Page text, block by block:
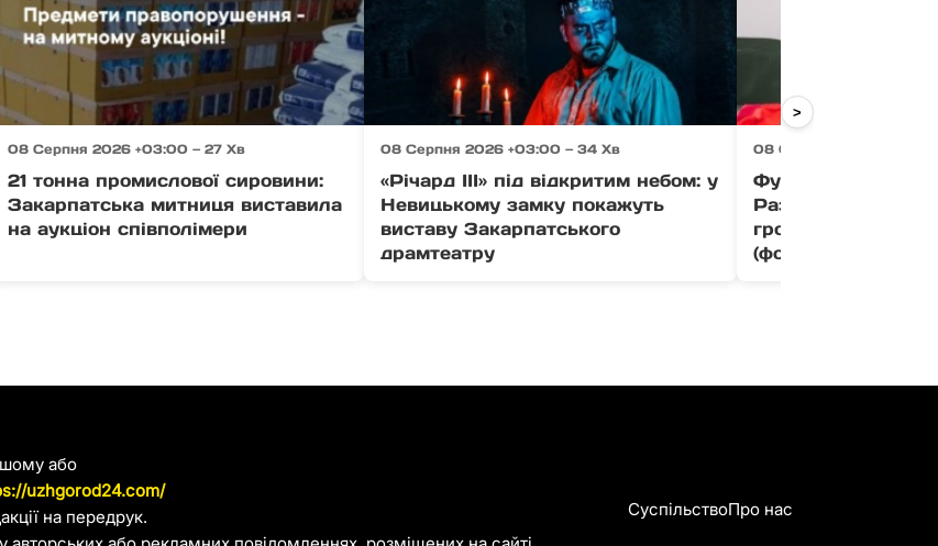
08 Серпня 2026 +03:00 — 27 Хв
21 тонна промислової сировини:
Закарпатська митниця виставила
на аукціон співполімери
08 Серпня 2026 +03:00 — 34 Хв
«Річард ІІІ» під відкритим небом: у
Невицькому замку покажуть
виставу Закарпатського
драмтеатру
08 Серпня 2026 +03:00
Футболіст
Раззувайло
громадянина
(фото)
>
або
uzhgorod24.com/
на передрук.
СуспільствоПро нас